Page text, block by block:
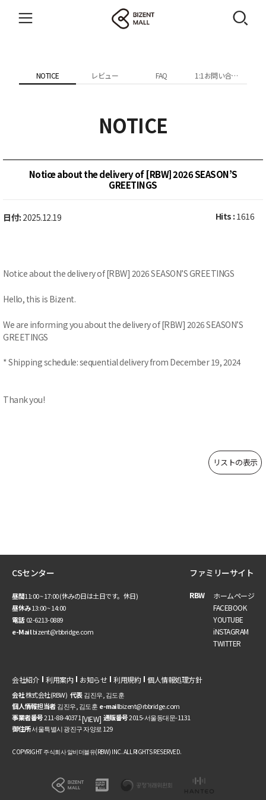
NOTICE レビュー FAQ 1:1お問い合わせ
NOTICE
Notice about the delivery of [RBW] 2026 SEASON’S
GREETINGS
日付: 2025.12.19 Hits : 1616
Notice about the delivery of [RBW] 2026 SEASON’S GREETINGS
Hello, this is Bizent.
We are informing you about the delivery of [RBW] 2026 SEASON’S
GREETINGS
* Shipping schedule: sequential delivery from December 19, 2024
Thank you!
リストの表示
CSセンター
昼間11:00 ~ 17:00 (休みの日は土日です。休日)
昼休み13:00 ~ 14:00
電話02-6213-0889
e-Mailbizent@rbbridge.com
ファミリーサイト
RBW
ホームページ
FACEBOOK
YOUTUBE
iNSTAGRAM
TWITTER
会社紹介 利用案内 お知らせ 利用規約 個人情報処理方針
会社株式会社(RBW) 代表김진우, 김도훈
個人情報担当者김진우, 김도훈e-mailbizent@rbbridge.com
事業者番号211-88-40371[VIEW] 通販番号2015-서울동대문-1131
御住所서울특별시 광진구 자양로 129
COPYRIGHT 주식회사 알비더블유(RBW) INC. ALL RIGHTS RESERVED.